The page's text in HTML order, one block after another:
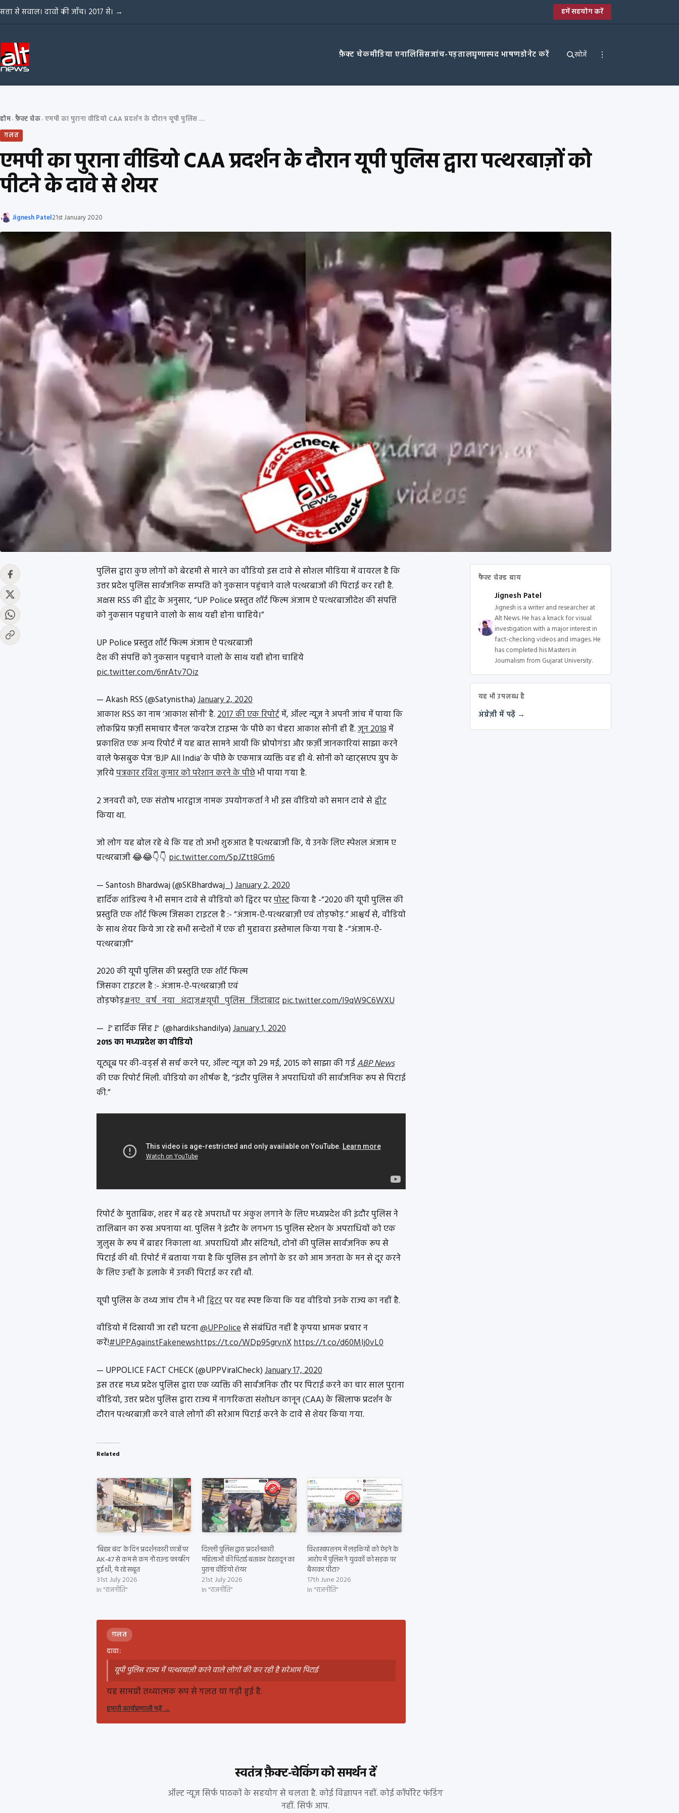
Skip to content
सत्ता से सवाल। दावों की जाँच। 2017 से। → हमें सहयोग करें
फ़ैक्ट चेकमीडिया एनालिसिसजांच-पड़तालघृणास्पद भाषणडोनेट करें खोजें
होम› फ़ैक्ट चेक›
एमपी का पुराना वीडियो CAA प्रदर्शन के दौरान यूपी पुलिस द्वारा पत्थरबाज़ों को पीटने के दावे से शेयर
ग़लत
एमपी का पुराना वीडियो CAA प्रदर्शन के दौरान यूपी पुलिस द्वारा पत्थरबाज़ों को
पीटने के दावे से शेयर
Jignesh Patel21st January 2020
पुलिस द्वारा कुछ लोगों को बेरहमी से मारने का वीडियो इस दावे से सोशल मीडिया में वायरल है कि
उत्तर प्रदेश पुलिस सार्वजनिक सम्पति को नुकसान पहुंचाने वाले पत्थरबाजों की पिटाई कर रही है.
अक्षस RSS कीट्वीटके अनुसार, “UP Police प्रस्तुत शॉर्ट फिल्म अंजाम ऐ पत्थरबाजीदेश की संपत्ति
को नुकसान पहुचाने वालो के साथ यही होना चाहिये।”
UP Police प्रस्तुत शॉर्ट फिल्म अंजाम ऐ पत्थरबाजी
देश की संपत्ति को नुकसान पहुचाने वालो के साथ यही होना चाहिये
pic.twitter.com/6nrAtv7Oiz
— Akash RSS (@Satynistha)January 2, 2020
आकाश RSS का नाम ‘आकाश सोनी’ है.2017 की एक रिपोर्टमें, ऑल्ट न्यूज़ ने अपनी जांच में पाया कि
लोकप्रिय फ़र्ज़ी समाचार चैनल ‘कवरेज टाइम्स ‘के पीछे का चेहरा आकाश सोनी ही हैं.जून 2018में
प्रकाशित एक अन्य रिपोर्ट में यह बात सामने आयी कि प्रोपोगंडा और फ़र्ज़ी जानकारियां साझा करने
वाले फेसबुक पेज ‘BJP All India’ के पीछे के एकमात्र व्यक्ति वह ही थे. सोनी को व्हाट्सएप ग्रुप के
ज़रियेपत्रकार रविश कुमार को परेशान करने के पीछेभी पाया गया है.
2 जनवरी को, एक संतोष भारद्वाज नामक उपयोगकर्ता ने भी इस वीडियो को समान दावे सेट्वीट
किया था.
जो लोग यह बोल रहे थे कि यह तो अभी शुरुआत है पत्थरबाजी कि, ये उनके लिए स्पेशल अंजाम ए
पत्थरबाजी 😂😂👇👇 pic.twitter.com/SpJZtt8Gm6
— Santosh Bhardwaj (@SKBhardwaj_)January 2, 2020
हार्दिक शांडिल्य ने भी समान दावे से वीडियो को ट्विटर परपोस्टकिया है -“2020 की यूपी पुलिस की
प्रस्तुति एक शॉर्ट फिल्म जिसका टाइटल है :- “अंजाम-ऐ-पत्थरबाज़ी एवं तोड़फोड़.” आश्चर्य से, वीडियो
के साथ शेयर किये जा रहे सभी सन्देशों में एक ही मुहावरा इस्तेमाल किया गया है -“अंजाम-ऐ-
पत्थरबाज़ी”
2020 की यूपी पुलिस की प्रस्तुति एक शॉर्ट फिल्म
जिसका टाइटल है :- अंजाम-ऐ-पत्थरबाज़ी एवं
तोड़फोड़#नए_वर्ष_नया_अंदाज़#यूपी_पुलिस_जिंदाबादpic.twitter.com/I9qW9C6WXU
— 🚩हार्दिक सिंह🚩 (@hardikshandilya)January 1, 2020
2015 का मध्यप्रदेश का वीडियो
यूट्यूब पर की-वर्ड्स से सर्च करने पर, ऑल्ट न्यूज़ को 29 मई, 2015 को साझा की गईABP News
की एक रिपोर्ट मिली. वीडियो का शीर्षक है, “इंदौर पुलिस ने अपराधियों की सार्वजनिक रूप से पिटाई
की.”
रिपोर्ट के मुताबिक, शहर में बढ़ रहे अपराधों पर अंकुश लगाने के लिए मध्यप्रदेश की इंदौर पुलिस ने
तालिबान का रुख अपनाया था. पुलिस ने इंदौर के लगभग 15 पुलिस स्टेशन के अपराधियों को एक
जुलुस के रूप में बाहर निकाला था. अपराधियों और संदिग्धों, दोनों की पुलिस सार्वजनिक रूप से
पिटाई की थी. रिपोर्ट में बताया गया है कि पुलिस इन लोगों के डर को आम जनता के मन से दूर करने
के लिए उन्हीं के इलाके में उनकी पिटाई कर रही थी.
यूपी पुलिस के तथ्य जांच टीम ने भीट्विटरपर यह स्पष्ट किया कि यह वीडियो उनके राज्य का नहीं है.
वीडियो में दिखायी जा रही घटना@UPPoliceसे संबंधित नहीं है कृपया भ्रामक प्रचार न
करें!#UPPAgainstFakenewshttps://t.co/WDp95grvnXhttps://t.co/d60Mlj0vL0
— UPPOLICE FACT CHECK (@UPPViralCheck)January 17, 2020
इस तरह मध्य प्रदेश पुलिस द्वारा एक व्यक्ति की सार्वजनिक तौर पर पिटाई करने का चार साल पुराना
वीडियो, उत्तर प्रदेश पुलिस द्वारा राज्य में नागरिकता संशोधन कानून (CAA) के खिलाफ प्रदर्शन के
दौरान पत्थरबाज़ी करने वाले लोगों की सरेआम पिटाई करने के दावे से शेयर किया गया.
Related
‘बिहार बंद’ के दिन प्रदर्शनकारी छात्रों पर
AK-47 से कम से कम नौ राउन्ड फ़ायरिंग
हुई थी, ये रहे सबूत
31st July 2026
In "राजनीति"
दिल्ली पुलिस द्वारा प्रदर्शनकारी
महिलाओं की पिटाई बताकर देहरादून का
पुराना वीडियो शेयर
21st July 2026
In "राजनीति"
विशाखापत्तनम में लड़कियों को छेड़ने के
आरोप में पुलिस ने युवकों को सड़क पर
बैठाकर पीटा?
17th June 2026
In "राजनीति"
ग़लत
दावा:
यूपी पुलिस राज्य में पत्थरबाज़ी करने वाले लोगों की कर रही है सरेआम पिटाई
यह सामग्री तथ्यात्मक रूप से गलत या गढ़ी हुई है.
हमारी कार्यप्रणाली पढ़ें→
फैक्ट चेक्ड बाय
Jignesh Patel
Jignesh is a writer and researcher at
Alt News. He has a knack for visual
investigation with a major interest in
fact-checking videos and images. He
has completed his Masters in
Journalism from Gujarat University.
यह भी उपलब्ध है
अंग्रेज़ी में पढ़ें →
स्वतंत्र फ़ैक्ट-चेकिंग को समर्थन दें
ऑल्ट न्यूज़ सिर्फ पाठकों के सहयोग से चलता है. कोई विज्ञापन नहीं. कोई कॉर्पोरेट फंडिंग
नहीं. सिर्फ आप.